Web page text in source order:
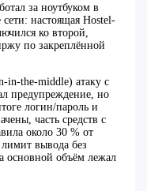
за ноутбуком в
настоящая Hostel-
ко второй,
по закреплённой
the-middle) атаку с
предупреждение, но
логин/пароль и
часть средств с
около 30 % от
вывода без
основной объём лежал